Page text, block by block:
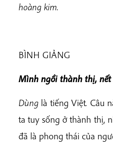
hoàng kim.
BÌNH GIẢNG
Mình ngồi thành thị, nết
Dùng là tiếng Việt. Câu
ta tuy sống ở thành thị,
đã là phong thái của